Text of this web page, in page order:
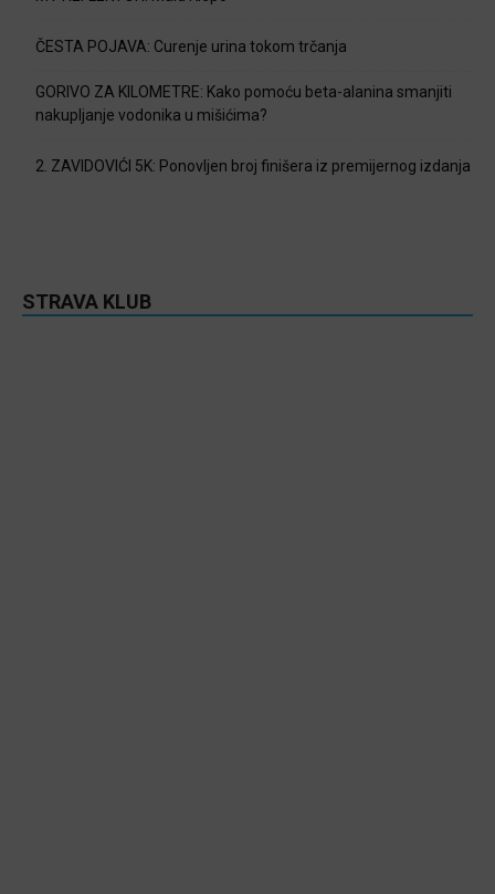
ČESTA POJAVA: Curenje urina tokom trčanja
GORIVO ZA KILOMETRE: Kako pomoću beta-alanina smanjiti
nakupljanje vodonika u mišićima?
2. ZAVIDOVIĆI 5K: Ponovljen broj finišera iz premijernog izdanja
STRAVA KLUB